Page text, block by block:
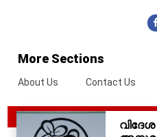
More Sections
About Us Contact Us